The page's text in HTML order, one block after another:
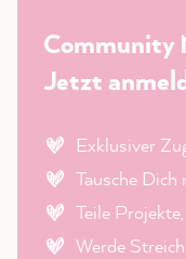
Jetzt
Exklusiver
Tausche
Teile
Werde